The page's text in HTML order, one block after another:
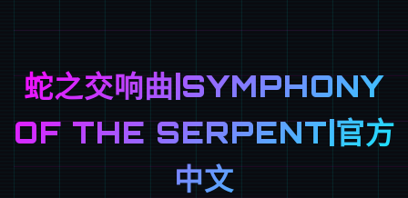
蛇之交响曲|SYMPHONY
OF THE SERPENT|官方
中文